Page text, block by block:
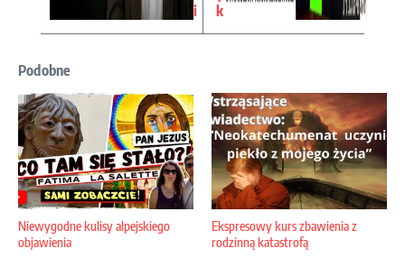
i
k
Podobne
Niewygodne kulisy alpejskiego
objawienia
Ekspresowy kurs zbawienia z
rodzinną katastrofą